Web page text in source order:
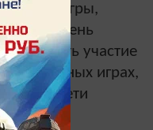
игры,
В день
принять участие
играх,
все дети